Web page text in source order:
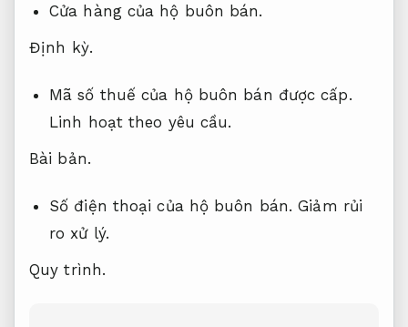
Cửa hàng của hộ buôn bán.
Định kỳ.
Mã số thuế của hộ buôn bán được cấp.
Linh hoạt theo yêu cầu.
Bài bản.
Số điện thoại của hộ buôn bán.Giảm rủi
ro xử lý.
Quy trình.